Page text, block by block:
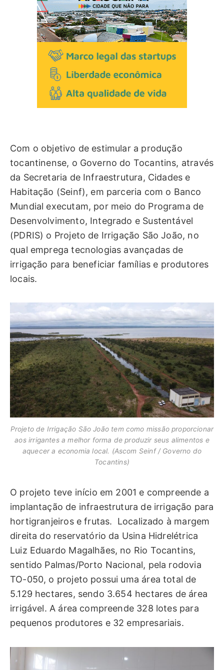
Com o objetivo de estimular a produção
tocantinense, o Governo do Tocantins, através
da Secretaria de Infraestrutura, Cidades e
Habitação (Seinf), em parceria com o Banco
Mundial executam, por meio do Programa de
Desenvolvimento, Integrado e Sustentável
(PDRIS) o Projeto de Irrigação São João, no
qual emprega tecnologias avançadas de
irrigação para beneficiar famílias e produtores
locais.
Projeto de Irrigação São João tem como missão proporcionar
aos irrigantes a melhor forma de produzir seus alimentos e
aquecer a economia local. (Ascom Seinf / Governo do
Tocantins)
O projeto teve início em 2001 e compreende a
implantação de infraestrutura de irrigação para
hortigranjeiros e frutas. Localizado à margem
direita do reservatório da Usina Hidrelétrica
Luiz Eduardo Magalhães, no Rio Tocantins,
sentido Palmas/Porto Nacional, pela rodovia
TO-050, o projeto possui uma área total de
5.129 hectares, sendo 3.654 hectares de área
irrigável. A área compreende 328 lotes para
pequenos produtores e 32 empresariais.